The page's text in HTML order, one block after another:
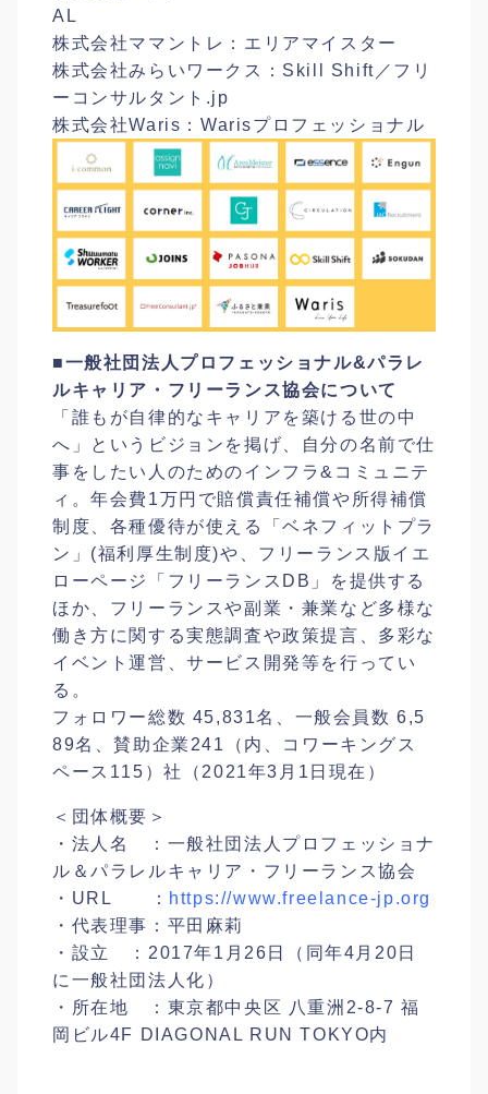
AL
株式会社ママントレ：エリアマイスター
株式会社みらいワークス：Skill Shift／フリ
ーコンサルタント.jp
株式会社Waris：Warisプロフェッショナル
■一般社団法人プロフェッショナル&パラレ
ルキャリア・フリーランス協会について
「誰もが自律的なキャリアを築ける世の中
へ」というビジョンを掲げ、自分の名前で仕
事をしたい人のためのインフラ&コミュニテ
ィ。年会費1万円で賠償責任補償や所得補償
制度、各種優待が使える「ベネフィットプラ
ン」(福利厚生制度)や、フリーランス版イエ
ローページ「フリーランスDB」を提供する
ほか、フリーランスや副業・兼業など多様な
働き方に関する実態調査や政策提言、多彩な
イベント運営、サービス開発等を行ってい
る。
フォロワー総数 45,831名、一般会員数 6,5
89名、賛助企業241（内、コワーキングス
ペース115）社（2021年3月1日現在）
＜団体概要＞
・法人名 ：一般社団法人プロフェッショナ
ル＆パラレルキャリア・フリーランス協会
・URL ： https://www.freelance-jp.org
・代表理事：平田麻莉
・設立 ：2017年1月26日（同年4月20日
に一般社団法人化）
・所在地 ：東京都中央区 八重洲2-8-7 福
岡ビル4F DIAGONAL RUN TOKYO内